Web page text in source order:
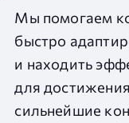
Мы помогаем
быстро
и находить
для
сильнейшие